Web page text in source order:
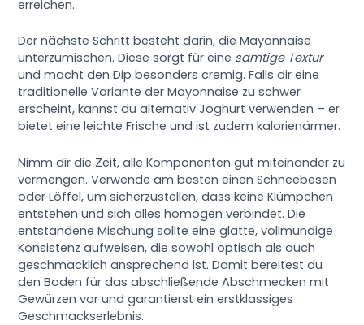
erreichen.
Der nächste Schritt besteht darin, die Mayonnaise
unterzumischen. Diese sorgt für eine samtige Textur
und macht den Dip besonders cremig. Falls dir eine
traditionelle Variante der Mayonnaise zu schwer
erscheint, kannst du alternativ Joghurt verwenden – er
bietet eine leichte Frische und ist zudem kalorienärmer.
Nimm dir die Zeit, alle Komponenten gut miteinander zu
vermengen. Verwende am besten einen Schneebesen
oder Löffel, um sicherzustellen, dass keine Klümpchen
entstehen und sich alles homogen verbindet. Die
entstandene Mischung sollte eine glatte, vollmundige
Konsistenz aufweisen, die sowohl optisch als auch
geschmacklich ansprechend ist. Damit bereitest du
den Boden für das abschließende Abschmecken mit
Gewürzen vor und garantierst ein erstklassiges
Geschmackserlebnis.